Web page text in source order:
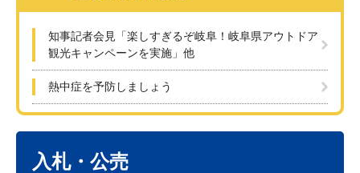
知事記者会見「楽しすぎるぞ岐阜！岐阜県アウトドア
観光キャンペーンを実施」他
熱中症を予防しましょう
入札・公売